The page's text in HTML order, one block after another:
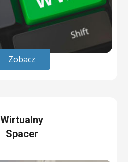
Zobacz
Wirtualny
Spacer